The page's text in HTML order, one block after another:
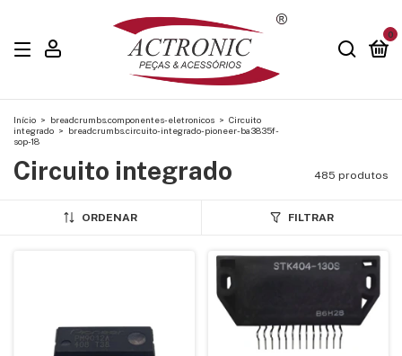
0
Início > breadcrumbs.componentes-eletronicos > Circuito
integrado > breadcrumbs.circuito-integrado-pioneer-ba3835f-
sop-18
Circuito integrado 485 produtos
ORDENAR FILTRAR